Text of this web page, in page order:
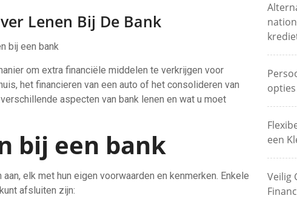
Lenen Bij De Bank
bij een bank
om extra financiële middelen te verkrijgen voor
het financieren van een auto of het consolideren van
aspecten van bank lenen en wat u moet
bij een bank
elk met hun eigen voorwaarden en kenmerken. Enkele
afsluiten zijn:
een
Veilig